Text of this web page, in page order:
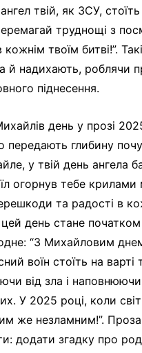
твій, як ЗСУ,
труднощі з
твоїм битві!”.
й надихають, роблячи
піднесення.
день у прозі
передають глибину
у твій день ангела
огорнув тебе крилами
та радості в
день стане
“З Михайловим
воїн стоїть на варті
від зла і
У 2025 році, коли
же незламним!”.
додати згадку про